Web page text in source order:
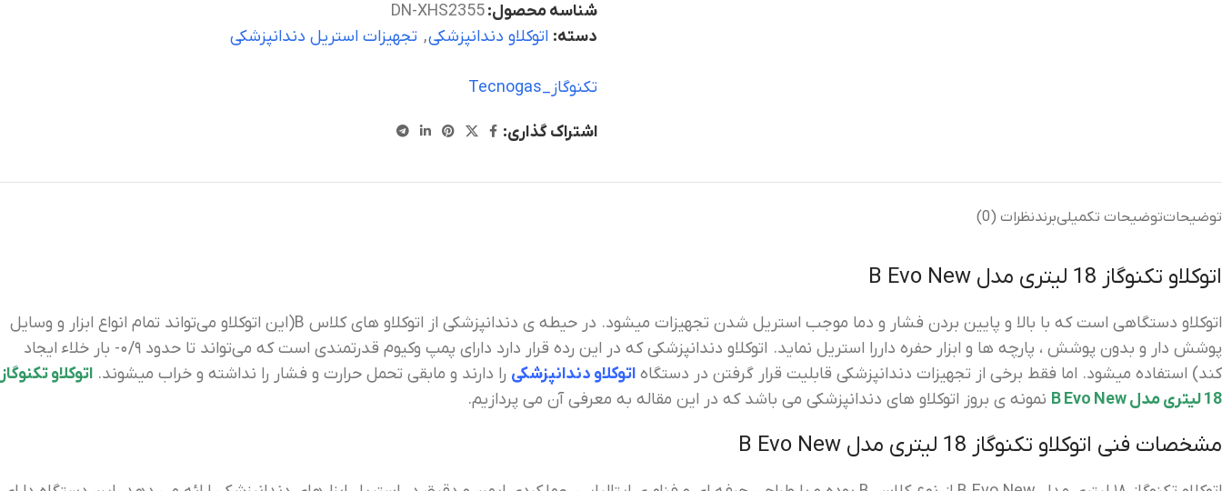
شناسه محصول:DN-XHS2355
دسته: اتوکلاو دندانپزشکی, تجهیزات استریل دندانپزشکی
تکنوگاز_Tecnogas
اشتراک گذاری:
توضیحاتتوضیحات تکمیلیبرندنظرات (0)
اتوکلاو تکنوگاز 18 لیتری مدل B Evo New
اتوکلاو دستگاهی است که با بالا و پایین بردن فشار و دما موجب استریل شدن تجهیزات میشود. در حیطه ی دندانپزشکی از اتوکلاو های کلاس B(این اتوکلاو می‌تواند تمام انواع ابزار و وسایل
پوشش دار و بدون پوشش ، پارچه ها و ابزار حفره داررا استریل نماید. اتوکلاو دندانپزشکی که در این رده قرار دارد دارای پمپ وکیوم قدرتمندی است که می‌تواند تا حدود ۰/۹- بار خلاء ایجاد
کند) استفاده میشود. اما فقط برخی از تجهیزات دندانپزشکی قابلیت قرار گرفتن در دستگاه اتوکلاو دندانپزشکی را دارند و مابقی تحمل حرارت و فشار را نداشته و خراب میشوند. اتوکلاو تکنوگاز
18 لیتری مدل B Evo New
نمونه ی بروز اتوکلاو های دندانپزشکی می باشد که در این مقاله به معرفی آن می پردازیم.
مشخصات فنی اتوکلاو تکنوگاز 18 لیتری مدل B Evo New